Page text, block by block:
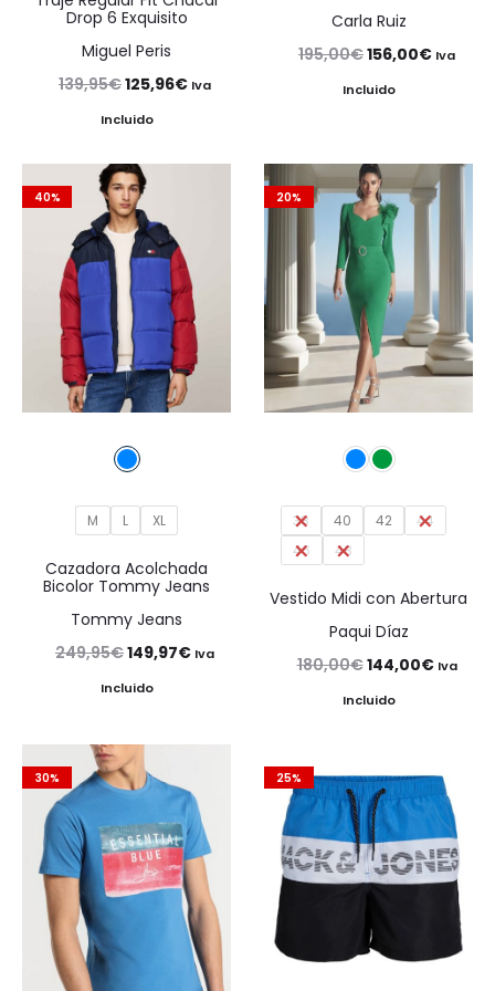
Drop 6 Exquisito
Miguel Peris
139,95€El
precio
era:
139,95€.
125,96€ElIva
Incluido
Carla Ruiz
195,00€El
precio
195,00€.
156,00€ElIva
Incluido
40%
M L XL
Cazadora Acolchada
Bicolor Tommy Jeans
Tommy Jeans
249,95€El
precio
era:
249,95€.
149,97€ElIva
Incluido
20%
38 40 42
44
46
48
Vestido Midi con Abertura
Paqui Díaz
180,00€El
precio
180,00€.
144,00€ElIva
Incluido
30% 25%